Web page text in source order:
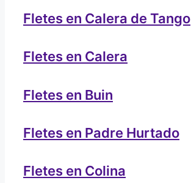
Fletes en Calera de Tango
Fletes en Calera
Fletes en Buin
Fletes en Padre Hurtado
Fletes en Colina